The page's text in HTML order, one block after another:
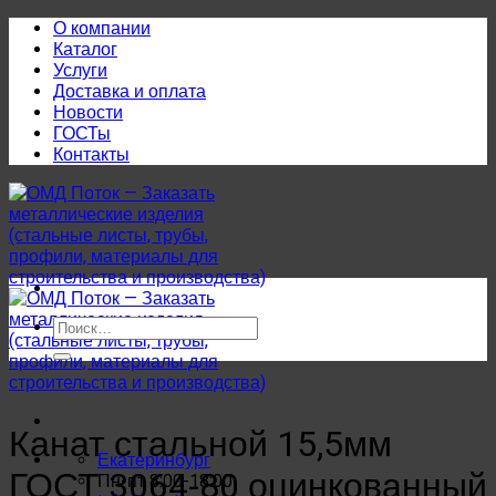
Skip
content
О компании
Каталог
Услуги
Доставка и оплата
Новости
ГОСТы
Контакты
Екатеринбург
Пн-пт 8:00-18:00
Искать:
Канат стальной 15,5мм
ГОСТ 3064-80 оцинкованный